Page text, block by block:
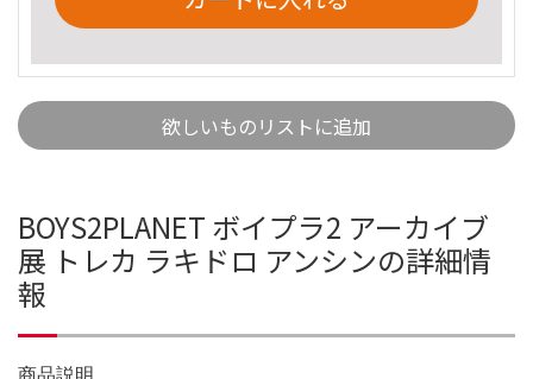
欲しいものリストに追加
BOYS2PLANET ボイプラ2 アーカイブ
展 トレカ ラキドロ アンシンの詳細情
報
商品説明